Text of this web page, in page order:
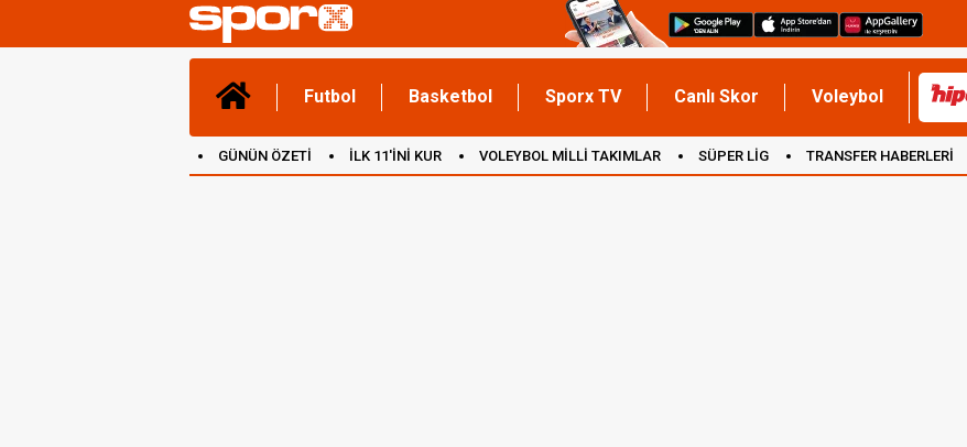
Futbol Basketbol Sporx TV Canlı Skor Voleybol
GÜNÜN ÖZETİ İLK 11'İNİ KUR VOLEYBOL MİLLİ TAKIMLAR SÜPER LİG TRANSFER HABERLERİ